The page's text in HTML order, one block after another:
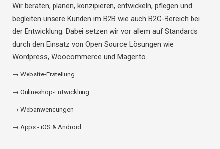
Wir beraten, planen, konzipieren, entwickeln, pflegen und
begleiten unsere Kunden im B2B wie auch B2C-Bereich bei
der Entwicklung. Dabei setzen wir vor allem auf Standards
durch den Einsatz von Open Source Lösungen wie
Wordpress, Woocommerce und Magento.
→ Website-Erstellung
→ Onlineshop-Entwicklung
→ Webanwendungen
→ Apps - iOS & Android